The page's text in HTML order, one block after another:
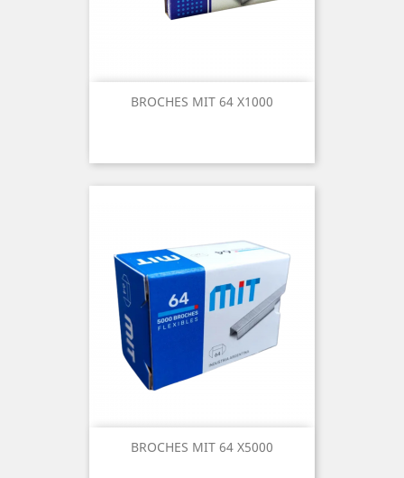
BROCHES MIT 64 X1000
BROCHES MIT 64 X5000